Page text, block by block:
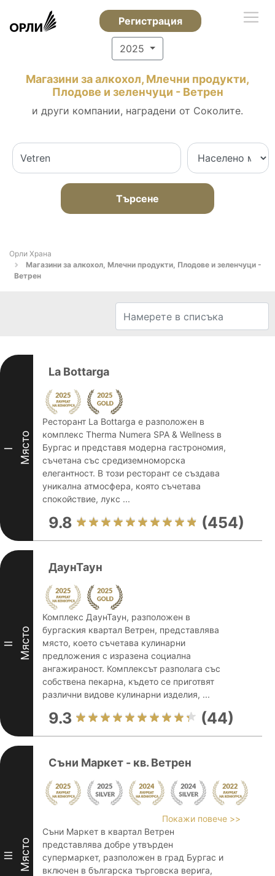
Регистрация
2025
Магазини за алкохол, Млечни продукти,
Плодове и зеленчуци - Ветрен
и други компании, наградени от Соколите.
Търсене
Орли Храна
Магазини за алкохол, Млечни продукти, Плодове и зеленчуци -
Ветрен
I Място
La Bottarga
Ресторант La Bottarga е разположен в
комплекс Therma Numera SPA & Wellness в
Бургас и представя модерна гастрономия,
съчетана със средиземноморска
елегантност. В този ресторант се създава
уникална атмосфера, която съчетава
спокойствие, лукс ...
9.8 (454)
II Място
ДаунТаун
Комплекс ДаунТаун, разположен в
бургаския квартал Ветрен, представлява
място, което съчетава кулинарни
предложения с изразена социална
ангажираност. Комплексът разполага със
собствена пекарна, където се приготвят
различни видове кулинарни изделия, ...
9.3 (44)
III Място
Съни Маркет - кв. Ветрен
Покажи повече >>
Съни Маркет в квартал Ветрен
представлява добре утвърден
супермаркет, разположен в град Бургас и
включен в българска търговска верига,